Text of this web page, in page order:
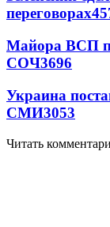
переговорах
Майора ВСП
СОЧ3696
Украина
СМИ3053
Читать